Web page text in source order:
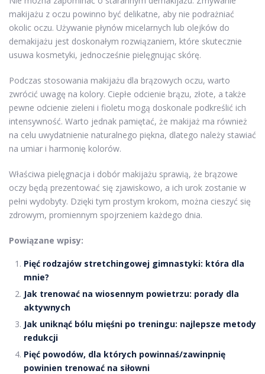
makijażu z oczu powinno być delikatne, aby nie podrażniać
okolic oczu. Używanie płynów micelarnych lub olejków do
demakijażu jest doskonałym rozwiązaniem, które skutecznie
usuwa kosmetyki, jednocześnie pielęgnując skórę.
Podczas stosowania makijażu dla brązowych oczu, warto
zwrócić uwagę na kolory. Ciepłe odcienie brązu, złote, a także
pewne odcienie zieleni i fioletu mogą doskonale podkreślić ich
intensywność. Warto jednak pamiętać, że makijaż ma również
na celu uwydatnienie naturalnego piękna, dlatego należy stawiać
na umiar i harmonię kolorów.
Właściwa pielęgnacja i dobór makijażu sprawią, że brązowe
oczy będą prezentować się zjawiskowo, a ich urok zostanie w
pełni wydobyty. Dzięki tym prostym krokom, można cieszyć się
zdrowym, promiennym spojrzeniem każdego dnia.
Powiązane wpisy:
Pięć rodzajów stretchingowej gimnastyki: która dla
mnie?
Jak trenować na wiosennym powietrzu: porady dla
aktywnych
Jak uniknąć bólu mięśni po treningu: najlepsze metody
redukcji
Pięć powodów, dla których powinnaś/zawinpnię
powinien trenować na siłowni